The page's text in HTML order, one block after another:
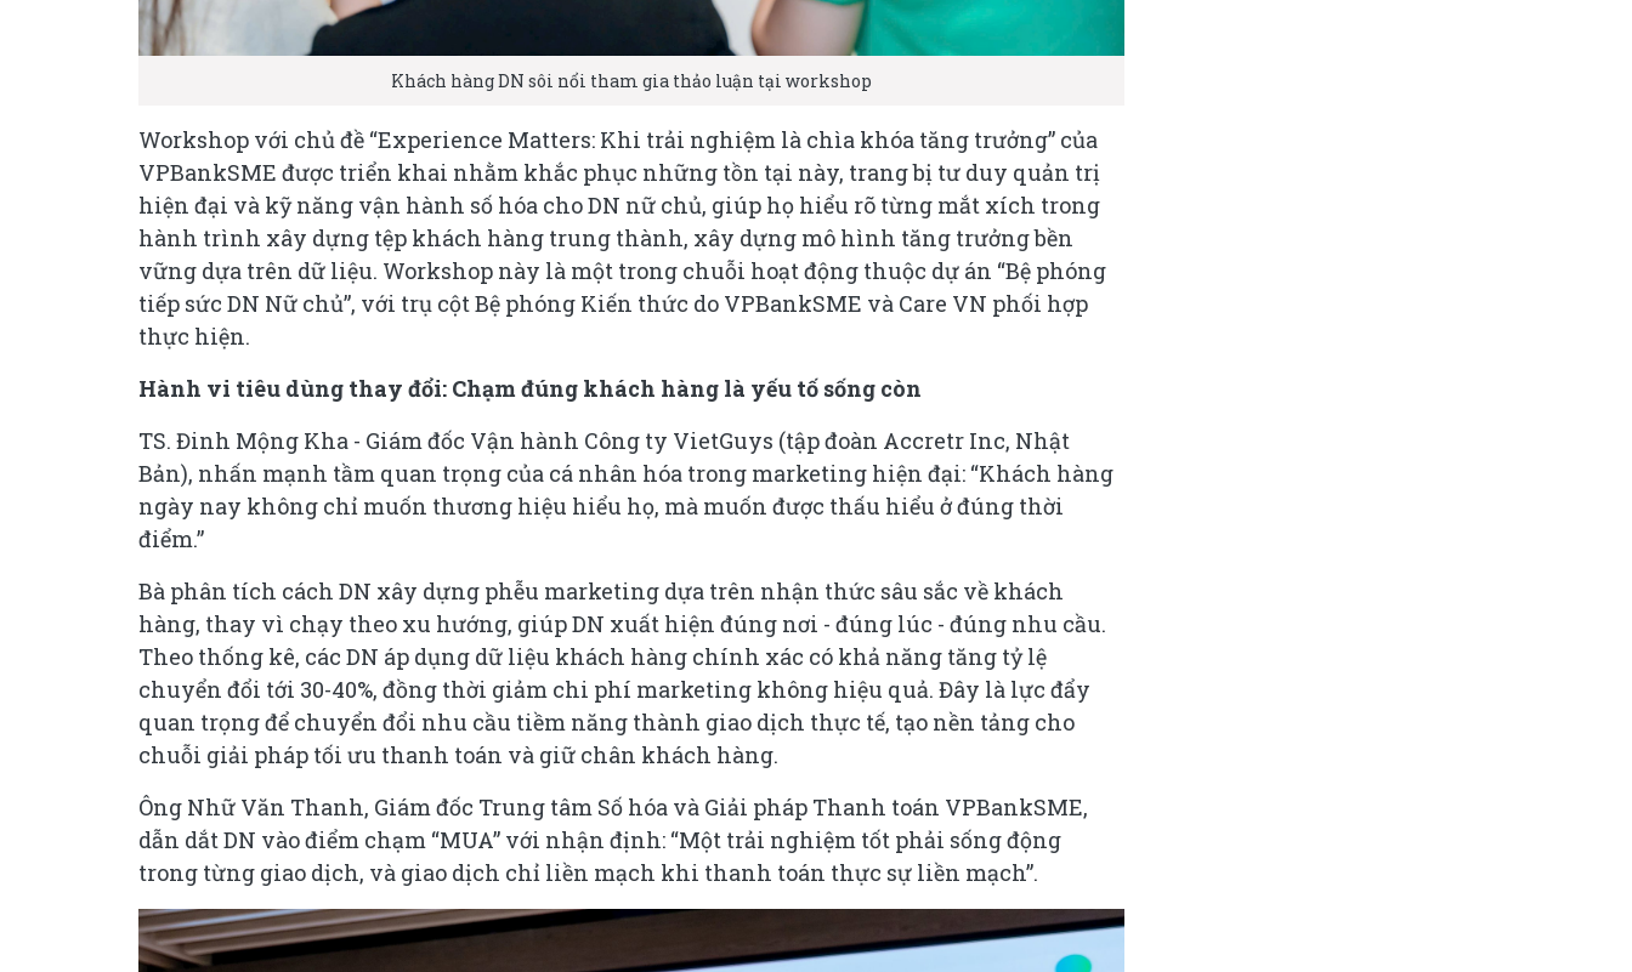
Khách hàng DN sôi nổi tham gia thảo luận tại workshop
Workshop với chủ đề “Experience Matters: Khi trải nghiệm là chìa khóa tăng trưởng” của
VPBankSME được triển khai nhằm khắc phục những tồn tại này, trang bị tư duy quản trị
hiện đại và kỹ năng vận hành số hóa cho DN nữ chủ, giúp họ hiểu rõ từng mắt xích trong
hành trình xây dựng tệp khách hàng trung thành, xây dựng mô hình tăng trưởng bền
vững dựa trên dữ liệu. Workshop này là một trong chuỗi hoạt động thuộc dự án “Bệ phóng
tiếp sức DN Nữ chủ”, với trụ cột Bệ phóng Kiến thức do VPBankSME và Care VN phối hợp
thực hiện.
Hành vi tiêu dùng thay đổi: Chạm đúng khách hàng là yếu tố sống còn
TS. Đinh Mộng Kha - Giám đốc Vận hành Công ty VietGuys (tập đoàn Accretr Inc, Nhật
Bản), nhấn mạnh tầm quan trọng của cá nhân hóa trong marketing hiện đại: “Khách hàng
ngày nay không chỉ muốn thương hiệu hiểu họ, mà muốn được thấu hiểu ở đúng thời
điểm.”
Bà phân tích cách DN xây dựng phễu marketing dựa trên nhận thức sâu sắc về khách
hàng, thay vì chạy theo xu hướng, giúp DN xuất hiện đúng nơi - đúng lúc - đúng nhu cầu.
Theo thống kê, các DN áp dụng dữ liệu khách hàng chính xác có khả năng tăng tỷ lệ
chuyển đổi tới 30-40%, đồng thời giảm chi phí marketing không hiệu quả. Đây là lực đẩy
quan trọng để chuyển đổi nhu cầu tiềm năng thành giao dịch thực tế, tạo nền tảng cho
chuỗi giải pháp tối ưu thanh toán và giữ chân khách hàng.
Ông Nhữ Văn Thanh, Giám đốc Trung tâm Số hóa và Giải pháp Thanh toán VPBankSME,
dẫn dắt DN vào điểm chạm “MUA” với nhận định: “Một trải nghiệm tốt phải sống động
trong từng giao dịch, và giao dịch chỉ liền mạch khi thanh toán thực sự liền mạch”.